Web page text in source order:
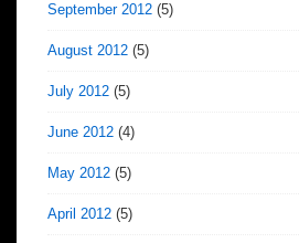
September 2012 (5)
August 2012 (5)
July 2012 (5)
June 2012 (4)
May 2012 (5)
April 2012 (5)